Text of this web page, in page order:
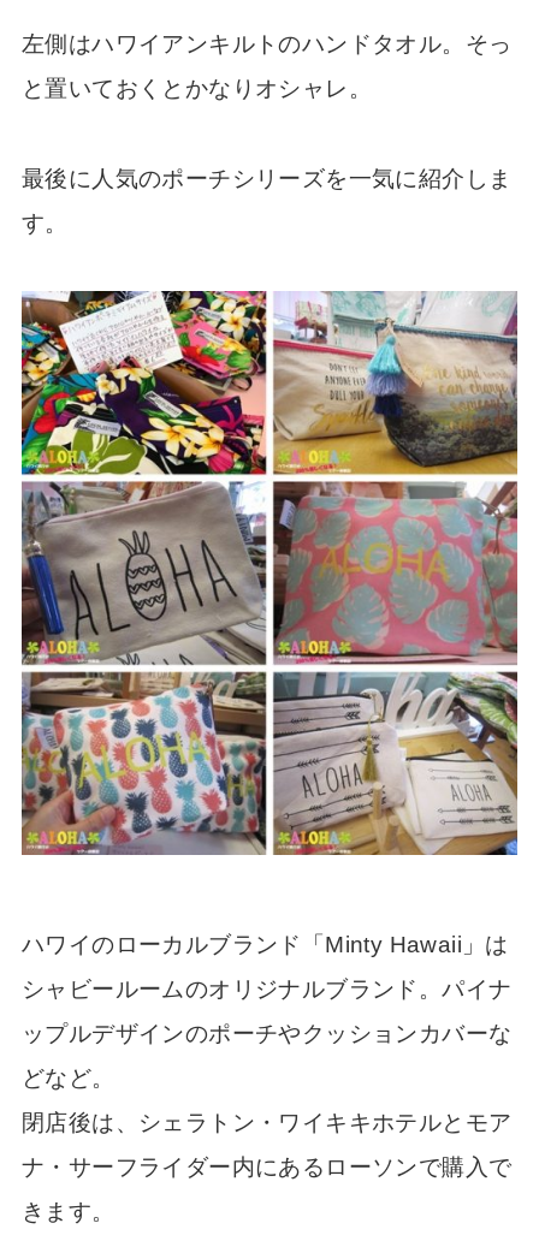
左側はハワイアンキルトのハンドタオル。そっ
と置いておくとかなりオシャレ。
最後に人気のポーチシリーズを一気に紹介しま
す。
ハワイのローカルブランド「Minty Hawaii」は
シャビールームのオリジナルブランド。パイナ
ップルデザインのポーチやクッションカバーな
どなど。
閉店後は、シェラトン・ワイキキホテルとモア
ナ・サーフライダー内にあるローソンで購入で
きます。